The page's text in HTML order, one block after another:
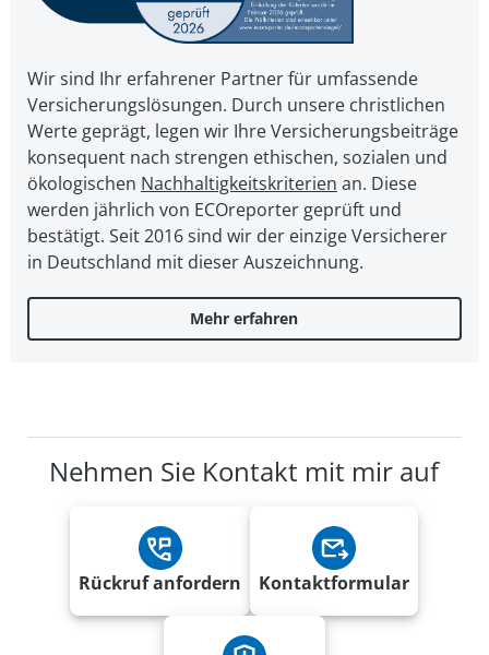
Wir sind Ihr erfahrener Partner für umfassende
Versicherungslösungen. Durch unsere christ­li­chen
Werte geprägt, legen wir Ihre Ver­si­che­rungs­bei­trä­ge
kon­se­quent nach strengen ethischen, sozialen und
öko­lo­gi­schen Nach­hal­tig­keits­kri­te­ri­en an. Diese
werden jährlich von ECOreporter geprüft und
bestätigt. Seit 2016 sind wir der einzige Versicherer
in Deutschland mit dieser Auszeichnung.
Mehr erfahren
Nehmen Sie Kontakt mit mir auf
Rückruf anfordern Kontaktformular